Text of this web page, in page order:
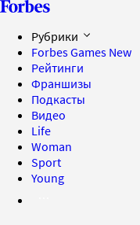
Рубрики
Forbes Games New
Рейтинги
Франшизы
Подкасты
Видео
Life
Woman
Sport
Young